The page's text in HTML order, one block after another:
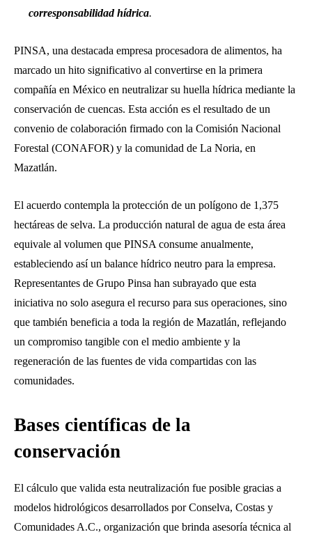
corresponsabilidad hídrica.
PINSA, una destacada empresa procesadora de alimentos, ha
marcado un hito significativo al convertirse en la primera
compañía en México en neutralizar su huella hídrica mediante la
conservación de cuencas. Esta acción es el resultado de un
convenio de colaboración firmado con la Comisión Nacional
Forestal (CONAFOR) y la comunidad de La Noria, en
Mazatlán.
El acuerdo contempla la protección de un polígono de 1,375
hectáreas de selva. La producción natural de agua de esta área
equivale al volumen que PINSA consume anualmente,
estableciendo así un balance hídrico neutro para la empresa.
Representantes de Grupo Pinsa han subrayado que esta
iniciativa no solo asegura el recurso para sus operaciones, sino
que también beneficia a toda la región de Mazatlán, reflejando
un compromiso tangible con el medio ambiente y la
regeneración de las fuentes de vida compartidas con las
comunidades.
Bases científicas de la
conservación
El cálculo que valida esta neutralización fue posible gracias a
modelos hidrológicos desarrollados por Conselva, Costas y
Comunidades A.C., organización que brinda asesoría técnica al